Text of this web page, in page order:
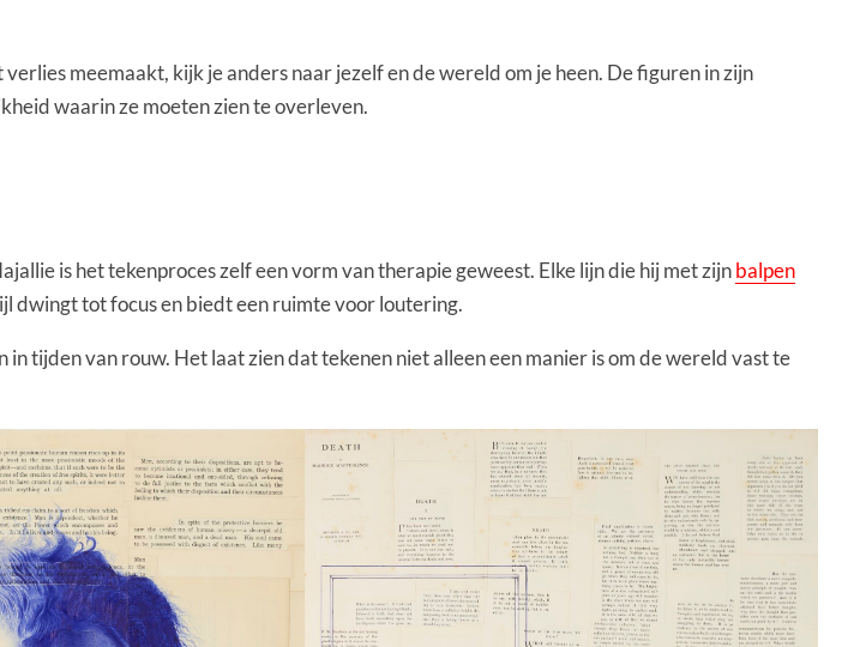
meemaakt, kijk je anders naar jezelf en de wereld om je heen. De figuren in zijn
waarin ze moeten zien te overleven.
is het tekenproces zelf een vorm van therapie geweest. Elke lijn die hij met zijnbalpen
dwingt tot focus en biedt een ruimte voor loutering.
in tijden van rouw. Het laat zien dat tekenen niet alleen een manier is om de wereld vast te